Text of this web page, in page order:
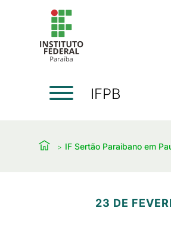
IFPB
IF Sertão Paraibano em
23 DE